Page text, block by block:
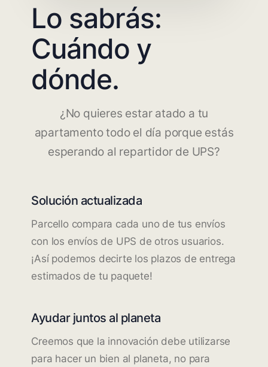
Lo sabrás:
Cuándo y
dónde.
¿No quieres estar atado a tu
apartamento todo el día porque estás
esperando al repartidor de UPS?
Solución actualizada
Parcello compara cada uno de tus envíos
con los envíos de UPS de otros usuarios.
¡Así podemos decirte los plazos de entrega
estimados de tu paquete!
Ayudar juntos al planeta
Creemos que la innovación debe utilizarse
para hacer un bien al planeta, no para